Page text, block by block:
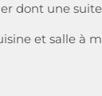
dont une
et salle à